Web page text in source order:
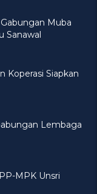
Muba
Sanawal
Koperasi Siapkan
Lembaga
MPK Unsri